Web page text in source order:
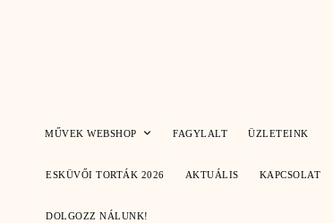
MŰVEK WEBSHOP FAGYLALT ÜZLETEINK
ESKÜVŐI TORTÁK 2026 AKTUÁLIS KAPCSOLAT
DOLGOZZ NÁLUNK!